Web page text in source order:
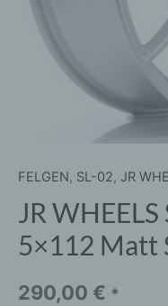
FELGEN, SL-02, JR
JR
5×112 Matt
290,00 € *